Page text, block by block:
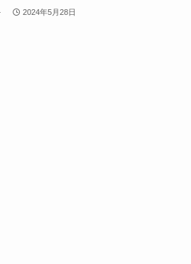
2024年5月28日